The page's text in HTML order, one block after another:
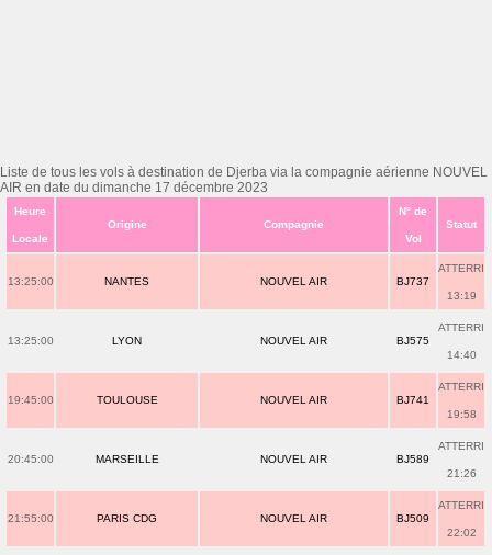
Liste de tous les vols à destination de Djerba via la compagnie aérienne NOUVEL
AIR en date du dimanche 17 décembre 2023
Heure
Locale
Origine Compagnie
N° de
Vol
Statut
13:25:00 NANTES NOUVEL AIR BJ737
ATTERRI
13:19
13:25:00 LYON NOUVEL AIR BJ575
ATTERRI
14:40
19:45:00 TOULOUSE NOUVEL AIR BJ741
ATTERRI
19:58
20:45:00 MARSEILLE NOUVEL AIR BJ589
ATTERRI
21:26
21:55:00 PARIS CDG NOUVEL AIR BJ509
ATTERRI
22:02